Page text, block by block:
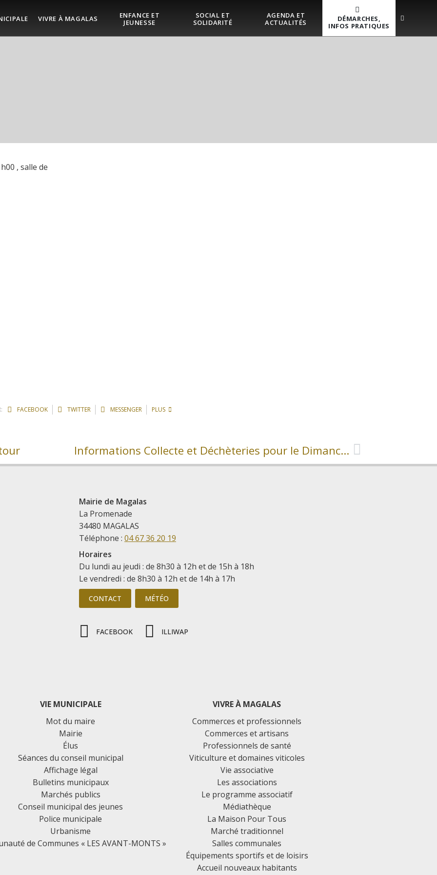
VIVRE À MAGALAS
ENFANCE ET
JEUNESSE
SOCIAL ET
SOLIDARITÉ
AGENDA ET
ACTUALITÉS
DÉMARCHES,
INFOS PRATIQUES
, salle de
FACEBOOK TWITTER MESSENGER PLUS
Informations Collecte et Déchèteries pour le Dimanche 8 mai 2022
Mairie de Magalas
La Promenade
34480 MAGALAS
Téléphone : 04 67 36 20 19
Horaires
Du lundi au jeudi : de 8h30 à 12h et de 15h à 18h
Le vendredi : de 8h30 à 12h et de 14h à 17h
CONTACT MÉTÉO
FACEBOOK ILLIWAP
VIE MUNICIPALE
Mot du maire
Mairie
Élus
Séances du conseil municipal
Affichage légal
Bulletins municipaux
Marchés publics
Conseil municipal des jeunes
Police municipale
Urbanisme
de Communes « LES AVANT-MONTS »
VIVRE À MAGALAS
Commerces et professionnels
Commerces et artisans
Professionnels de santé
Viticulture et domaines viticoles
Vie associative
Les associations
Le programme associatif
Médiathèque
La Maison Pour Tous
Marché traditionnel
Salles communales
Équipements sportifs et de loisirs
Accueil nouveaux habitants